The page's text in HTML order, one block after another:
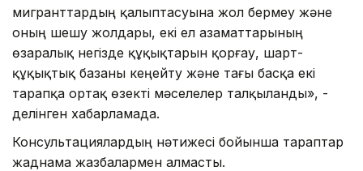
мигранттардың қалыптасуына жол бермеу және
оның шешу жолдары, екі ел азаматтарының
өзаралық негізде құқықтарын қорғау, шарт-
құқықтық базаны кеңейту және тағы басқа екі
тарапқа ортақ өзекті мәселелер талқыланды», -
делінген хабарламада.
Консультациялардың нәтижесі бойынша тараптар
жаднама жазбалармен алмасты.